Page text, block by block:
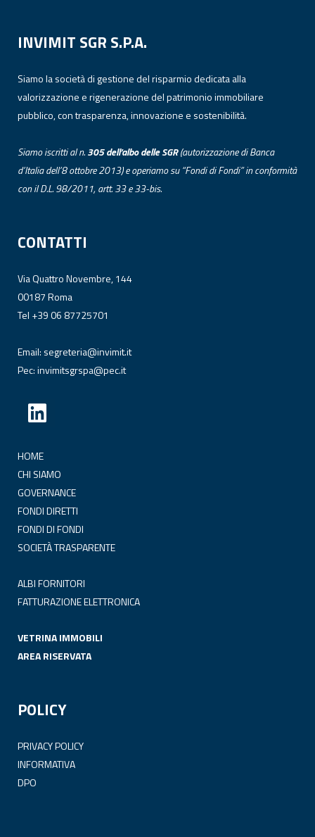
INVIMIT SGR S.P.A.
Siamo la società di gestione del risparmio dedicata alla
valorizzazione e rigenerazione del patrimonio immobiliare
pubblico, con trasparenza, innovazione e sostenibilità.
Siamo iscritti al n.305 dell’albodelleSGR(autorizzazione di Banca
d’Italia dell’8 ottobre 2013) e operiamo su “Fondi di Fondi” in conformità
con il D.L. 98/2011, artt. 33 e 33-bis.
CONTATTI
Via Quattro Novembre, 144
00187 Roma
Tel +39 06 87725701
Email: segreteria@invimit.it
Pec:invimitsgrspa@pec.it
HOME
CHI SIAMO
GOVERNANCE
FONDI DIRETTI
FONDI DI FONDI
SOCIETÀ TRASPARENTE
ALBI FORNITORI
FATTURAZIONE ELETTRONICA
VETRINA IMMOBILI
AREA RISERVATA
POLICY
PRIVACY POLICY
INFORMATIVA
DPO